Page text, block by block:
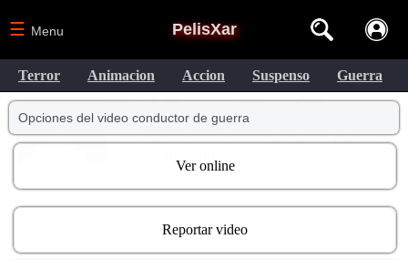
PelisXar
☰ Menu
Terror Animacion Accion Suspenso Guerra
Opciones del video conductor de guerra
Ver online
Reportar video